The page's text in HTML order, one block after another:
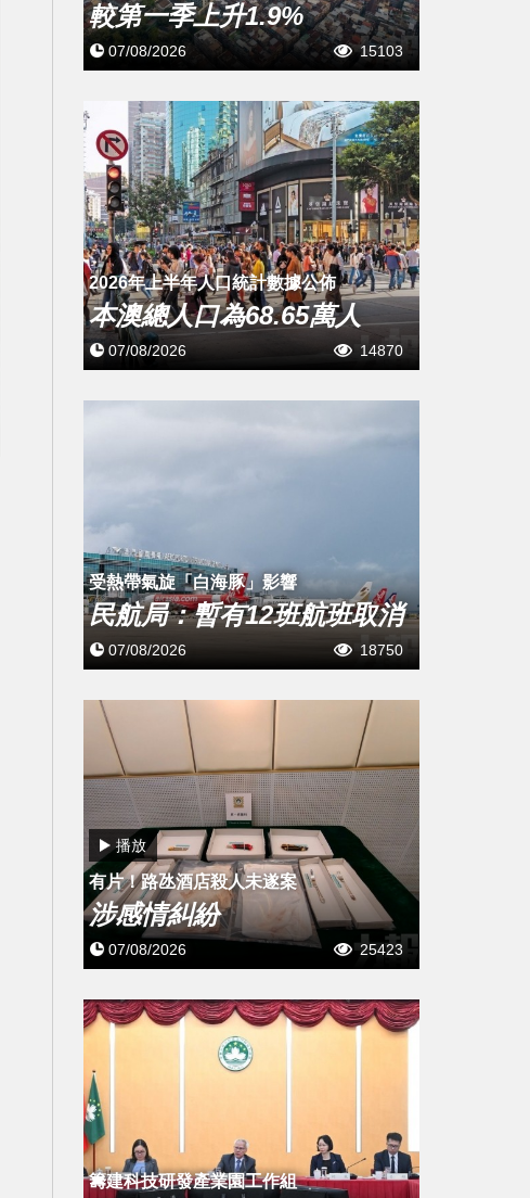
較第一季上升1.9%
07/08/2026 15103
2026年上半年人口統計數據公佈
本澳總人口為68.65萬人
07/08/2026 14870
受熱帶氣旋「白海豚」影響
民航局：暫有12班航班取消
07/08/2026 18750
播放
有片！路氹酒店殺人未遂案
涉感情糾紛
07/08/2026 25423
籌建科技研發產業園工作組